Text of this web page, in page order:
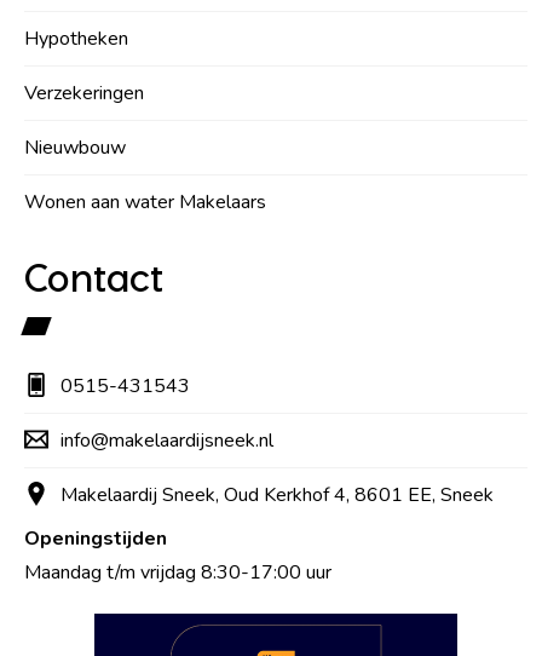
Hypotheken
Verzekeringen
Nieuwbouw
Wonen aan water Makelaars
Contact
0515-431543
info@makelaardijsneek.nl
Makelaardij Sneek, Oud Kerkhof 4, 8601 EE, Sneek
Openingstijden
Maandag t/m vrijdag 8:30-17:00 uur